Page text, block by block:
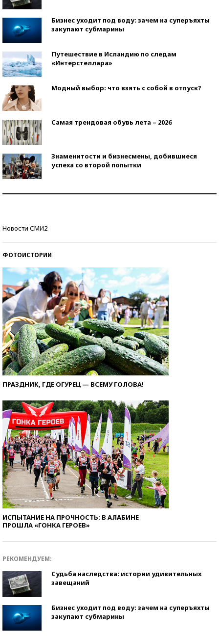
Бизнес уходит под воду: зачем на суперъяхты
закупают субмарины
Путешествие в Исландию по следам
«Интерстеллара»
Модный выбор: что взять с собой в отпуск?
Самая трендовая обувь лета – 2026
Знаменитости и бизнесмены, добившиеся
успеха со второй попытки
Новости СМИ2
ФОТОИСТОРИИ
ПРАЗДНИК, ГДЕ ОГУРЕЦ — ВСЕМУ ГОЛОВА!
ИСПЫТАНИЕ НА ПРОЧНОСТЬ: В АЛАБИНЕ
ПРОШЛА «ГОНКА ГЕРОЕВ»
РЕКОМЕНДУЕМ:
Судьба наследства: истории удивительных
завещаний
Бизнес уходит под воду: зачем на суперъяхты
закупают субмарины